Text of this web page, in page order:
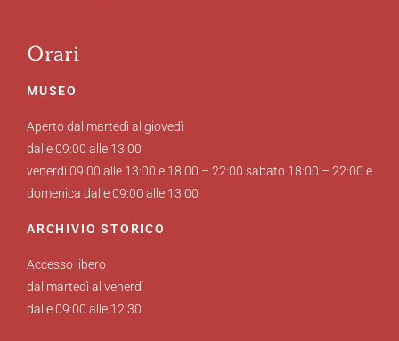
Orari
MUSEO
Aperto dal martedì al giovedì
dalle 09:00 alle 13:00
venerdì 09:00 alle 13:00 e 18:00 – 22:00 sabato 18:00 – 22:00 e
domenica dalle 09:00 alle 13:00
ARCHIVIO STORICO
Accesso libero
dal martedì al venerdì
dalle 09:00 alle 12:30